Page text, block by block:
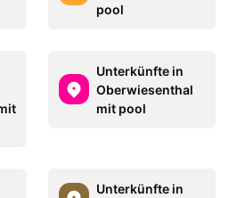
pool
Unterkünfte in
Oberwiesenthal
mit pool
Unterkünfte in